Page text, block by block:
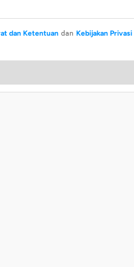
dan Ketentuan dan Kebijakan Privasi